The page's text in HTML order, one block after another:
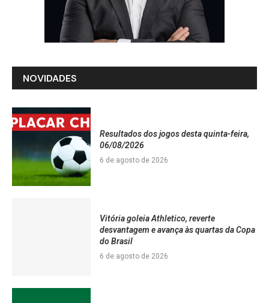
NOVIDADES
Resultados dos jogos desta quinta-feira,
06/08/2026
6 de agosto de 2026
Vitória goleia Athletico, reverte
desvantagem e avança às quartas da Copa
do Brasil
6 de agosto de 2026